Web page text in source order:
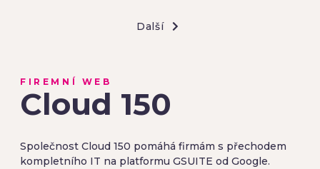
Další
FIREMNÍ WEB
Cloud 150
Společnost Cloud 150 pomáhá firmám s přechodem
kompletního IT na platformu GSUITE od Google.